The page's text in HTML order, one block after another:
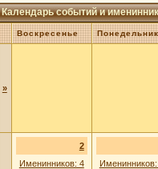
Календарь событий и
Воскресенье Понедельник
»
2
Именинников: 4